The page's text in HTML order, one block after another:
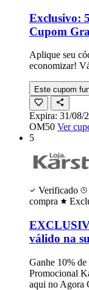
Exclusivo:
Cupom
Aplique seu
economizar!
Este cupom
Expira: 31/08/
OM50 Ver
5
Verificado
compra
válido na
Ganhe 10%
Promocional
aqui no Agora